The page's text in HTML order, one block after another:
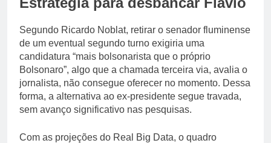
Segundo Ricardo Noblat, retirar o senador fluminense
de um eventual segundo turno exigiria uma
candidatura “mais bolsonarista que o próprio
Bolsonaro”, algo que a chamada terceira via, avalia o
jornalista, não consegue oferecer no momento. Dessa
forma, a alternativa ao ex-presidente segue travada,
sem avanço significativo nas pesquisas.
Com as projeções do Real Big Data, o quadro